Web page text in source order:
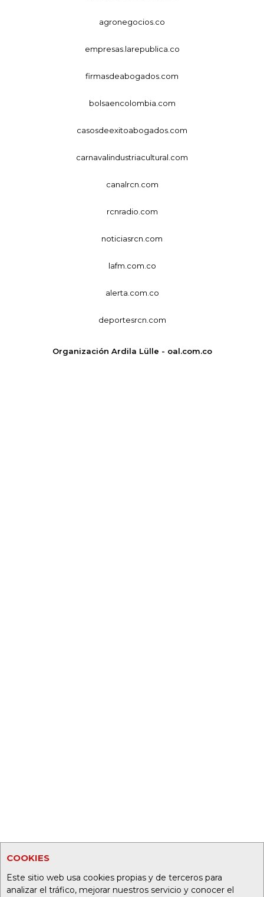
COOKIES
Este sitio web usa cookies propias y de terceros para
analizar el tráfico, mejorar nuestros servicio y conocer el
agronegocios.co
empresas.larepublica.co
firmasdeabogados.com
bolsaencolombia.com
casosdeexitoabogados.com
carnavalindustriacultural.com
canalrcn.com
rcnradio.com
noticiasrcn.com
lafm.com.co
alerta.com.co
deportesrcn.com
Organización Ardila Lülle - oal.com.co